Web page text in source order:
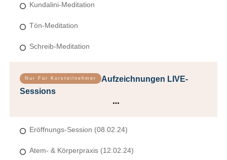
Kundalini-Meditation
Tön-Meditation
Schreib-Meditation
Nur Für Kursteilnehmer
Aufzeichnungen LIVE-
Sessions
Eröffnungs-Session (08.02.24)
Atem- & Körperpraxis (12.02.24)